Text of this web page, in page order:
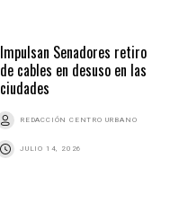
Impulsan Senadores retiro
de cables en desuso en las
ciudades
REDACCIÓN CENTRO URBANO
JULIO 14, 2026